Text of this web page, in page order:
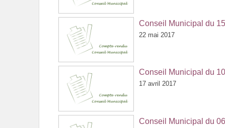
Conseil Municipal du
22 mai 2017
Conseil Municipal du
17 avril 2017
Conseil Municipal du